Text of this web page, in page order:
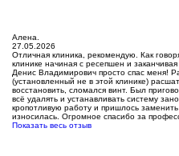
Алена.
27.05.2026
Отличная клиника, рекомендую. Как
клинике начиная с ресепшен и
Денис Владимирович просто спас меня!
(установленный не в этой клинике)
восстановить, сломался винт. Был
всё удалять и устанавливать систему
кропотливую работу и пришлось
износилась. Огромное спасибо за
Показать весь отзыв